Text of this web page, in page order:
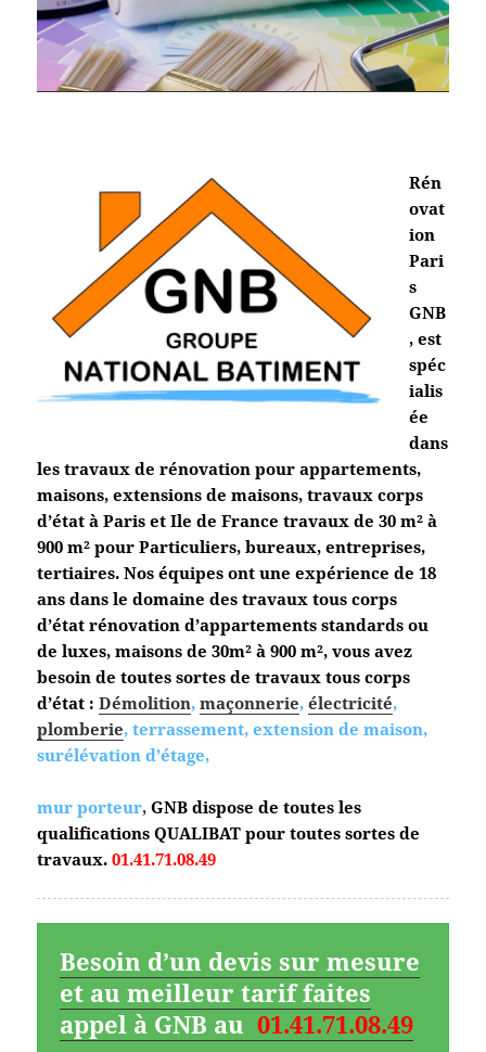
Rén
ovat
ion
Pari
s
GNB
, est
spéc
ialis
ée
dans
les travaux de rénovation pour appartements,
maisons, extensions de maisons, travaux corps
d’état à Paris et Ile de France travaux de 30 m² à
900 m² pour Particuliers, bureaux, entreprises,
tertiaires. Nos équipes ont une expérience de 18
ans dans le domaine des travaux tous corps
d’état rénovation d’appartements standards ou
de luxes, maisons de 30m² à 900 m², vous avez
besoin de toutes sortes de travaux tous corps
d’état : Démolition,maçonnerie,électricité,
plomberie, terrassement, extension de maison,
surélévation d’étage,
mur porteur,GNB dispose de toutes les
qualifications QUALIBAT pour toutes sortes de
travaux.01.41.71.08.49
Besoin d’un devis sur mesure
et au meilleur tarif faites
appel à GNB au01.41.71.08.49